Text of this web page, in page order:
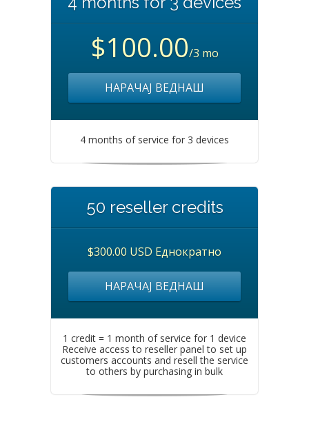
$100.00/3 mo
НАРАЧАЈ ВЕДНАШ
4 months of service for 3 devices
50 reseller credits
$300.00 USD Еднократно
НАРАЧАЈ ВЕДНАШ
1 credit = 1 month of service for 1 device
Receive access to reseller panel to set up
customers accounts and resell the service
to others by purchasing in bulk